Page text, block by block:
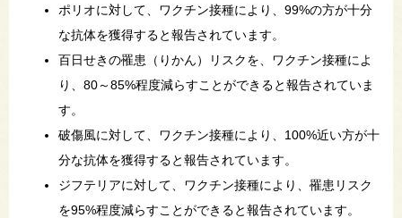
ポリオに対して、ワクチン接種により、99%の方が十分
な抗体を獲得すると報告されています。
百日せきの罹患（りかん）リスクを、ワクチン接種によ
り、80～85%程度減らすことができると報告されていま
す。
破傷風に対して、ワクチン接種により、100%近い方が十
分な抗体を獲得すると報告されています。
ジフテリアに対して、ワクチン接種により、罹患リスク
を95%程度減らすことができると報告されています。